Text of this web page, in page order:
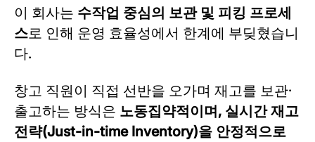
이 회사는 수작업 중심의 보관 및 피킹 프로세
스로 인해 운영 효율성에서 한계에 부딪혔습니
다.
창고 직원이 직접 선반을 오가며 재고를 보관·
출고하는 방식은 노동집약적이며, 실시간 재고
전략(Just-in-time Inventory)을 안정적으로